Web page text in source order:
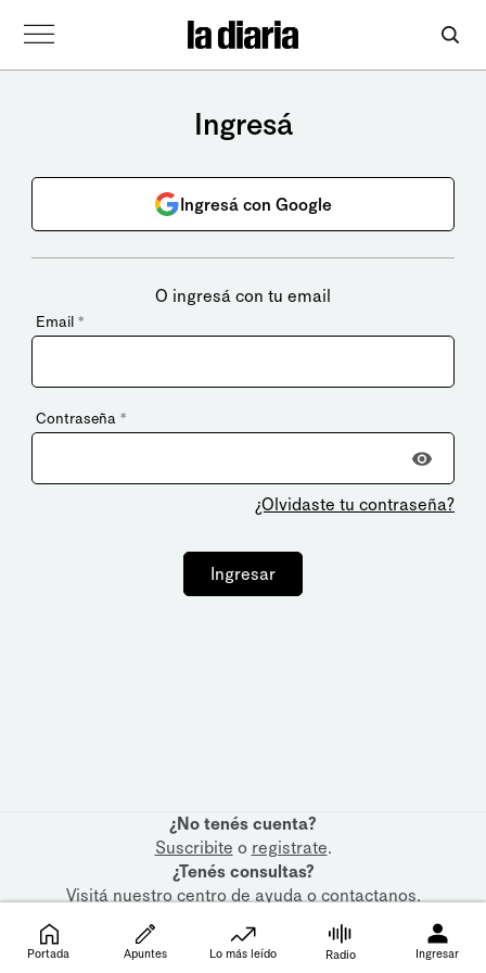
Ingresá
Ingresá con Google
O ingresá con tu email
Email *
Contraseña *
¿Olvidaste tu contraseña?
Ingresar
¿No tenés cuenta?
Suscribite o registrate.
¿Tenés consultas?
Visitá nuestrocentro de ayudaocontactanos.
Portada Apuntes Lo más leído Radio Ingresar